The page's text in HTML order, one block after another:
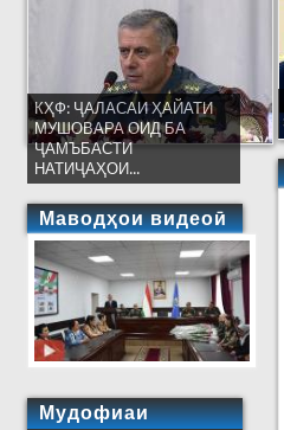
КҲФ: ҶАЛАСАИ ҲАЙАТИ
МУШОВАРА ОИД БА
ҶАМЪБАСТИ
НАТИҶАҲОИ...
Маводҳои видеоӣ
Мудофиаи